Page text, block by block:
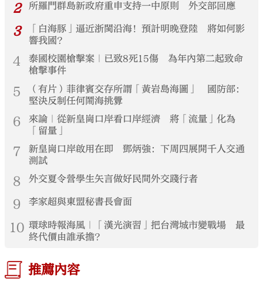
2 所羅門群島新政府重申支持一中原則 外交部回應
3
「白海豚」逼近浙閩沿海！預計明晚登陸 將如何影
響我國？
4
泰國校園槍擊案｜已致8死15傷 為年內第二起致命
槍擊事件
5
（有片）菲律賓交存所謂「黃岩島海圖」 國防部：
堅決反制任何鬧海挑釁
6
來論｜從新皇崗口岸看口岸經濟 將「流量」化為
「留量」
7
新皇崗口岸啟用在即 鄧炳強：下周四展開千人交通
測試
8 外交夏令營學生矢言做好民間外交踐行者
9 李家超與東盟秘書長會面
10 環球時報海風｜「漢光演習」把台灣城市變戰場 最
終代價由誰承擔？
推薦內容